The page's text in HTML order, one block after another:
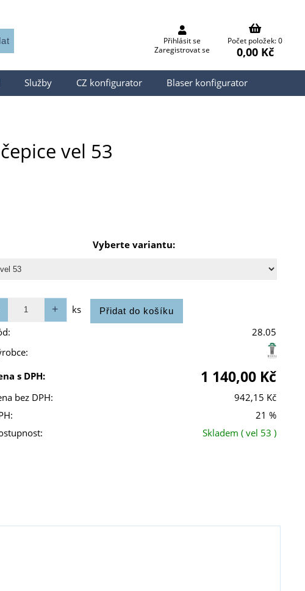
Přihlásit se
Zaregistrovat se
Počet položek: 0
0,00 Kč
Služby CZ konfigurator Blaser konfigurator
vel 53
Vyberte variantu:
ks
28.05
s DPH:
1 140,00 Kč
bez DPH:
942,15 Kč
21 %
Skladem ( vel 53 )